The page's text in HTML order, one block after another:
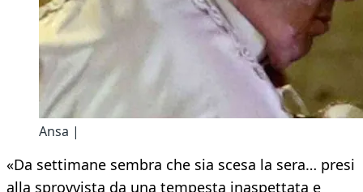
Ansa |
«Da settimane sembra che sia scesa la sera… presi
alla sprovvista da una tempesta inaspettata e